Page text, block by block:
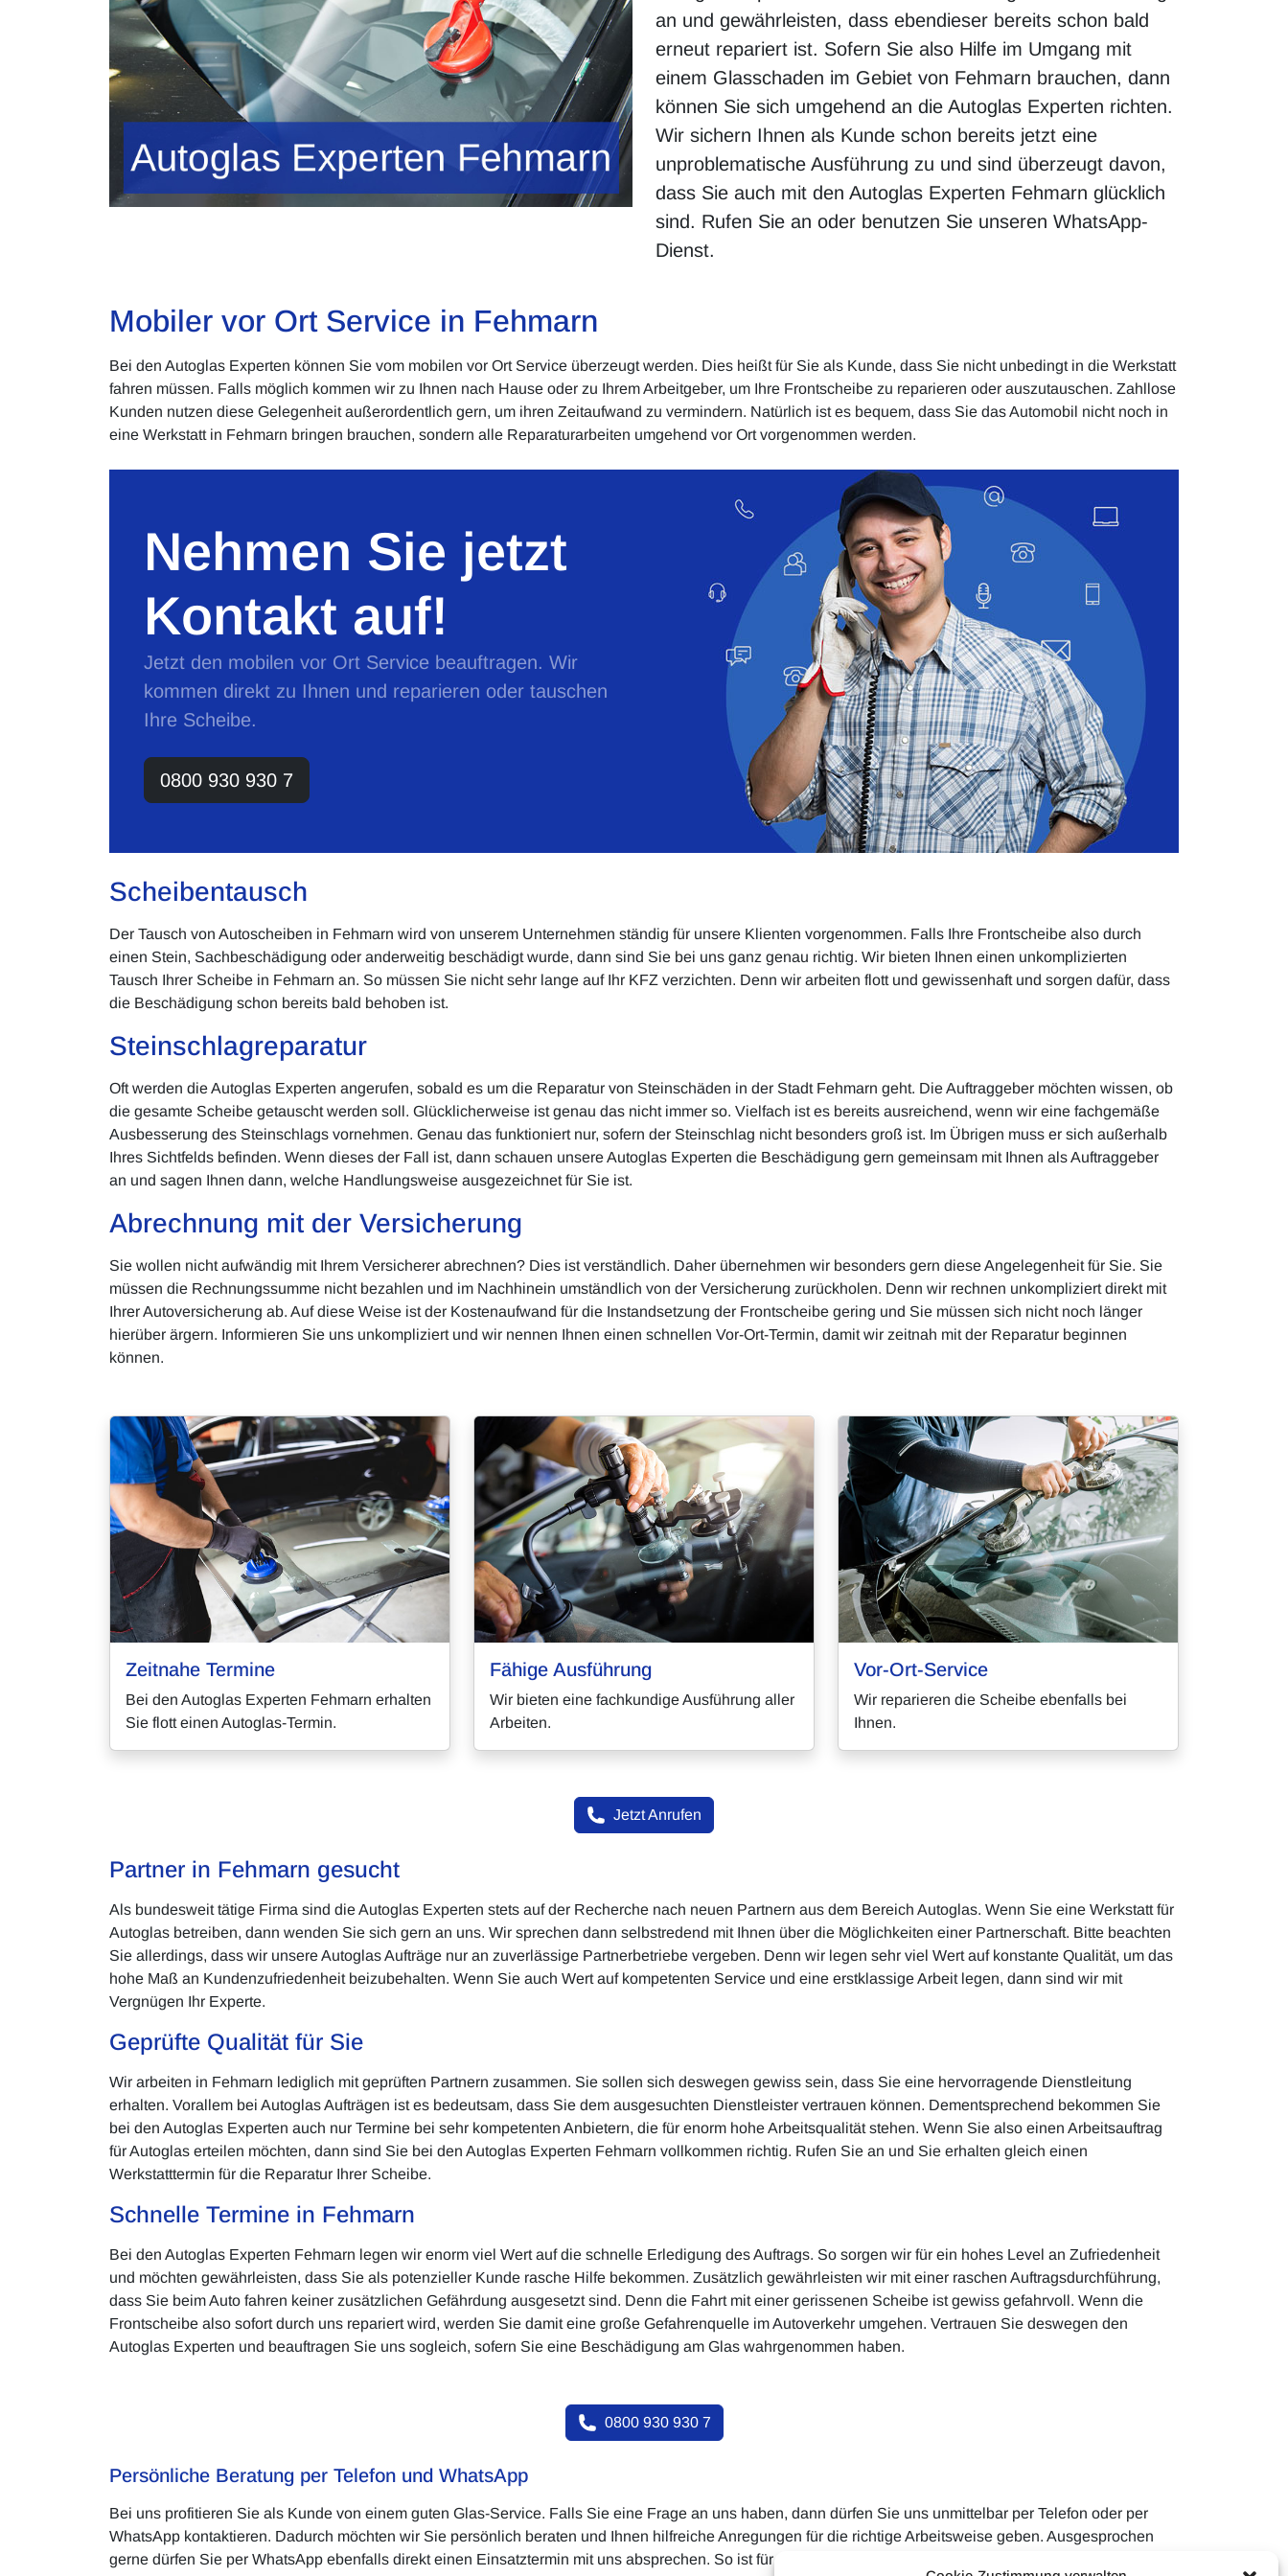
an und gewährleisten, dass ebendieser bereits schon bald
erneut repariert ist. Sofern Sie also Hilfe im Umgang mit
einem Glasschaden im Gebiet von Fehmarn brauchen, dann
können Sie sich umgehend an die Autoglas Experten richten.
Wir sichern Ihnen als Kunde schon bereits jetzt eine
unproblematische Ausführung zu und sind überzeugt davon,
dass Sie auch mit den Autoglas Experten Fehmarn glücklich
sind. Rufen Sie an oder benutzen Sie unseren WhatsApp-
Dienst.
Mobiler vor Ort Service in Fehmarn
Bei den Autoglas Experten können Sie vom mobilen vor Ort Service überzeugt werden. Dies heißt für Sie als Kunde, dass Sie nicht unbedingt in die Werkstatt
fahren müssen. Falls möglich kommen wir zu Ihnen nach Hause oder zu Ihrem Arbeitgeber, um Ihre Frontscheibe zu reparieren oder auszutauschen. Zahllose
Kunden nutzen diese Gelegenheit außerordentlich gern, um ihren Zeitaufwand zu vermindern. Natürlich ist es bequem, dass Sie das Automobil nicht noch in
eine Werkstatt in Fehmarn bringen brauchen, sondern alle Reparaturarbeiten umgehend vor Ort vorgenommen werden.
Nehmen Sie jetzt
Kontakt auf!
Jetzt den mobilen vor Ort Service beauftragen. Wir
kommen direkt zu Ihnen und reparieren oder tauschen
Ihre Scheibe.
0800 930 930 7
Scheibentausch
Der Tausch von Autoscheiben in Fehmarn wird von unserem Unternehmen ständig für unsere Klienten vorgenommen. Falls Ihre Frontscheibe also durch
einen Stein, Sachbeschädigung oder anderweitig beschädigt wurde, dann sind Sie bei uns ganz genau richtig. Wir bieten Ihnen einen unkomplizierten
Tausch Ihrer Scheibe in Fehmarn an. So müssen Sie nicht sehr lange auf Ihr KFZ verzichten. Denn wir arbeiten flott und gewissenhaft und sorgen dafür, dass
die Beschädigung schon bereits bald behoben ist.
Steinschlagreparatur
Oft werden die Autoglas Experten angerufen, sobald es um die Reparatur von Steinschäden in der Stadt Fehmarn geht. Die Auftraggeber möchten wissen, ob
die gesamte Scheibe getauscht werden soll. Glücklicherweise ist genau das nicht immer so. Vielfach ist es bereits ausreichend, wenn wir eine fachgemäße
Ausbesserung des Steinschlags vornehmen. Genau das funktioniert nur, sofern der Steinschlag nicht besonders groß ist. Im Übrigen muss er sich außerhalb
Ihres Sichtfelds befinden. Wenn dieses der Fall ist, dann schauen unsere Autoglas Experten die Beschädigung gern gemeinsam mit Ihnen als Auftraggeber
an und sagen Ihnen dann, welche Handlungsweise ausgezeichnet für Sie ist.
Abrechnung mit der Versicherung
Sie wollen nicht aufwändig mit Ihrem Versicherer abrechnen? Dies ist verständlich. Daher übernehmen wir besonders gern diese Angelegenheit für Sie. Sie
müssen die Rechnungssumme nicht bezahlen und im Nachhinein umständlich von der Versicherung zurückholen. Denn wir rechnen unkompliziert direkt mit
Ihrer Autoversicherung ab. Auf diese Weise ist der Kostenaufwand für die Instandsetzung der Frontscheibe gering und Sie müssen sich nicht noch länger
hierüber ärgern. Informieren Sie uns unkompliziert und wir nennen Ihnen einen schnellen Vor-Ort-Termin, damit wir zeitnah mit der Reparatur beginnen
können.
Zeitnahe Termine
Bei den Autoglas Experten Fehmarn erhalten
Sie flott einen Autoglas-Termin.
Fähige Ausführung
Wir bieten eine fachkundige Ausführung aller
Arbeiten.
Vor-Ort-Service
Wir reparieren die Scheibe ebenfalls bei
Ihnen.
Jetzt Anrufen
Partner in Fehmarn gesucht
Als bundesweit tätige Firma sind die Autoglas Experten stets auf der Recherche nach neuen Partnern aus dem Bereich Autoglas. Wenn Sie eine Werkstatt für
Autoglas betreiben, dann wenden Sie sich gern an uns. Wir sprechen dann selbstredend mit Ihnen über die Möglichkeiten einer Partnerschaft. Bitte beachten
Sie allerdings, dass wir unsere Autoglas Aufträge nur an zuverlässige Partnerbetriebe vergeben. Denn wir legen sehr viel Wert auf konstante Qualität, um das
hohe Maß an Kundenzufriedenheit beizubehalten. Wenn Sie auch Wert auf kompetenten Service und eine erstklassige Arbeit legen, dann sind wir mit
Vergnügen Ihr Experte.
Geprüfte Qualität für Sie
Wir arbeiten in Fehmarn lediglich mit geprüften Partnern zusammen. Sie sollen sich deswegen gewiss sein, dass Sie eine hervorragende Dienstleitung
erhalten. Vorallem bei Autoglas Aufträgen ist es bedeutsam, dass Sie dem ausgesuchten Dienstleister vertrauen können. Dementsprechend bekommen Sie
bei den Autoglas Experten auch nur Termine bei sehr kompetenten Anbietern, die für enorm hohe Arbeitsqualität stehen. Wenn Sie also einen Arbeitsauftrag
für Autoglas erteilen möchten, dann sind Sie bei den Autoglas Experten Fehmarn vollkommen richtig. Rufen Sie an und Sie erhalten gleich einen
Werkstatttermin für die Reparatur Ihrer Scheibe.
Schnelle Termine in Fehmarn
Bei den Autoglas Experten Fehmarn legen wir enorm viel Wert auf die schnelle Erledigung des Auftrags. So sorgen wir für ein hohes Level an Zufriedenheit
und möchten gewährleisten, dass Sie als potenzieller Kunde rasche Hilfe bekommen. Zusätzlich gewährleisten wir mit einer raschen Auftragsdurchführung,
dass Sie beim Auto fahren keiner zusätzlichen Gefährdung ausgesetzt sind. Denn die Fahrt mit einer gerissenen Scheibe ist gewiss gefahrvoll. Wenn die
Frontscheibe also sofort durch uns repariert wird, werden Sie damit eine große Gefahrenquelle im Autoverkehr umgehen. Vertrauen Sie deswegen den
Autoglas Experten und beauftragen Sie uns sogleich, sofern Sie eine Beschädigung am Glas wahrgenommen haben.
0800 930 930 7
Persönliche Beratung per Telefon und WhatsApp
Bei uns profitieren Sie als Kunde von einem guten Glas-Service. Falls Sie eine Frage an uns haben, dann dürfen Sie uns unmittelbar per Telefon oder per
WhatsApp kontaktieren. Dadurch möchten wir Sie persönlich beraten und Ihnen hilfreiche Anregungen für die richtige Arbeitsweise geben. Ausgesprochen
gerne dürfen Sie per WhatsApp ebenfalls direkt einen Einsatztermin mit uns absprechen. So ist für die unkomplizierte Ausführung gesorgt.